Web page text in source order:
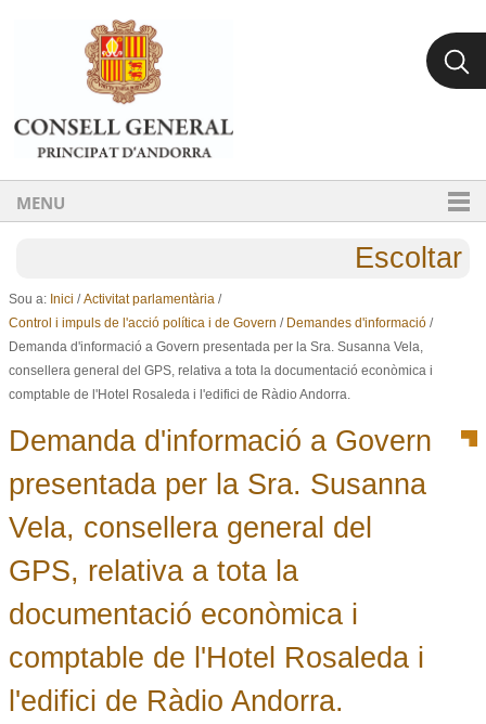
Ves al contingut.
Salta a la navegació
MENU
Escoltar
Sou a: Inici /Activitat parlamentària /
Control i impuls de l'acció política i de Govern / Demandes d'informació /
Demanda d'informació a Govern presentada per la Sra. Susanna Vela,
consellera general del GPS, relativa a tota la documentació econòmica i
comptable de l'Hotel Rosaleda i l'edifici de Ràdio Andorra.
Demanda d'informació a Govern
presentada per la Sra. Susanna
Vela, consellera general del
GPS, relativa a tota la
documentació econòmica i
comptable de l'Hotel Rosaleda i
l'edifici de Ràdio Andorra.